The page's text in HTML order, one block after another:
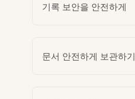
기록 보안을 안전하게
문서 안전하게 보관하기